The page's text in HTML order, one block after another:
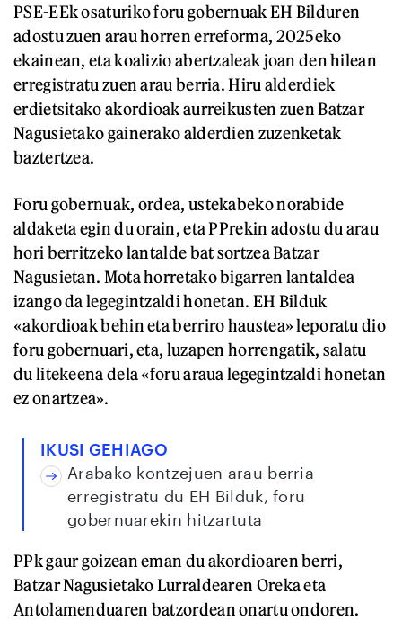
PSE-EEk osaturiko foru gobernuak EH Bilduren
adostu zuen arau horren erreforma, 2025eko
ekainean, eta koalizio abertzaleak joan den hilean
erregistratu zuen arau berria. Hiru alderdiek
erdietsitako akordioak aurreikusten zuen Batzar
Nagusietako gainerako alderdien zuzenketak
baztertzea.
Foru gobernuak, ordea, ustekabeko norabide
aldaketa egin du orain, eta PPrekin adostu du arau
hori berritzeko lantalde bat sortzea Batzar
Nagusietan. Mota horretako bigarren lantaldea
izango da legegintzaldi honetan. EH Bilduk
«akordioak behin eta berriro haustea» leporatu dio
foru gobernuari, eta, luzapen horrengatik, salatu
du litekeena dela «foru araua legegintzaldi honetan
ez onartzea».
IKUSI GEHIAGO
Arabako kontzejuen arau berria
erregistratu du EH Bilduk, foru
gobernuarekin hitzartuta
PPk gaur goizean eman du akordioaren berri,
Batzar Nagusietako Lurraldearen Oreka eta
Antolamenduaren batzordean onartu ondoren.